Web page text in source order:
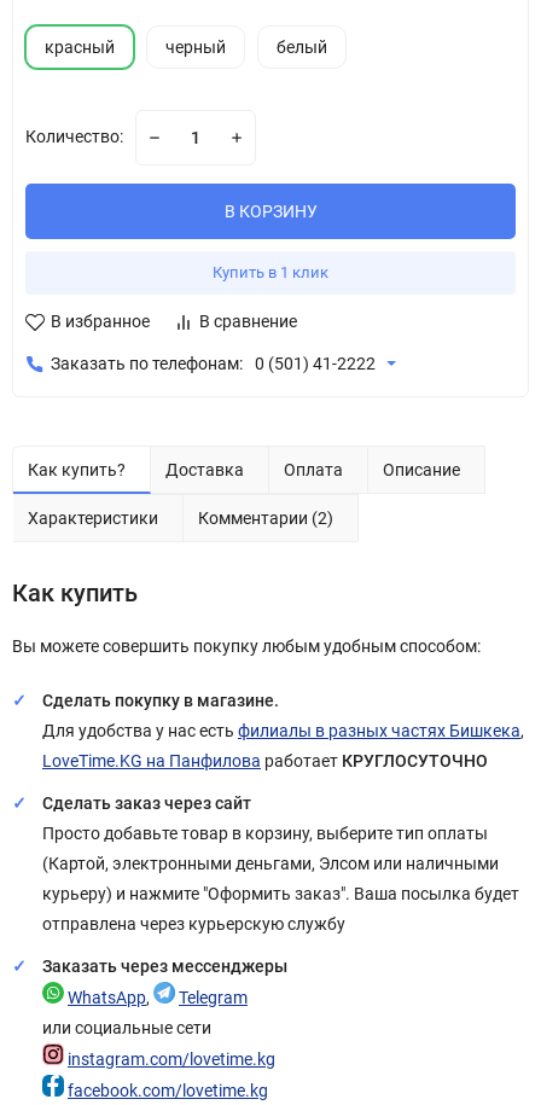
красный черный белый
Количество:
В КОРЗИНУ
Купить в 1 клик
В избранное В сравнение
Заказать по телефонам: 0 (501) 41-2222
Как купить? Доставка Оплата Описание
Характеристики Комментарии (2)
Как купить
Вы можете совершить покупку любым удобным способом:
Сделать покупку в магазине.
Для удобства у нас есть филиалы в разных частях Бишкека,
LoveTime.KG на Панфилова работает КРУГЛОСУТОЧНО
Сделать заказ через сайт
Просто добавьте товар в корзину, выберите тип оплаты
(Картой, электронными деньгами, Элсом или наличными
курьеру) и нажмите "Оформить заказ". Ваша посылка будет
отправлена через курьерскую службу
Заказать через мессенджеры
WhatsApp,
Telegram
или социальные сети
instagram.com/lovetime.kg
facebook.com/lovetime.kg